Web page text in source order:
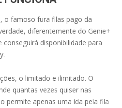
o famoso fura filas pago da
diferentemente do Genie+
conseguirá disponibilidade para
o limitado e ilimitado. O
quantas vezes quiser nas
permite apenas uma ida pela fila